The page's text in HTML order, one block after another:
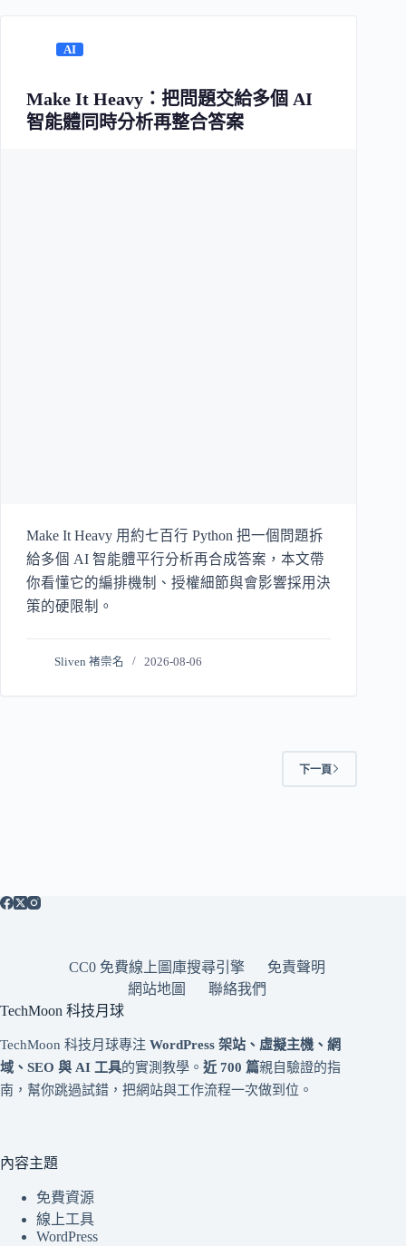
AI
Make It Heavy：把問題交給多個 AI
智能體同時分析再整合答案
Make It Heavy 用約七百行 Python 把一個問題拆
給多個 AI 智能體平行分析再合成答案，本文帶
你看懂它的編排機制、授權細節與會影響採用決
策的硬限制。
Sliven 褚崇名 2026-08-06
下一頁
CC0 免費線上圖庫搜尋引擎
免責聲明
網站地圖
聯絡我們
TechMoon 科技月球
TechMoon 科技月球專注 WordPress 架站、虛擬主機、網
域、SEO 與 AI 工具的實測教學。 近 700 篇親自驗證的指
南，幫你跳過試錯，把網站與工作流程一次做到位。
內容主題
免費資源
線上工具
WordPress